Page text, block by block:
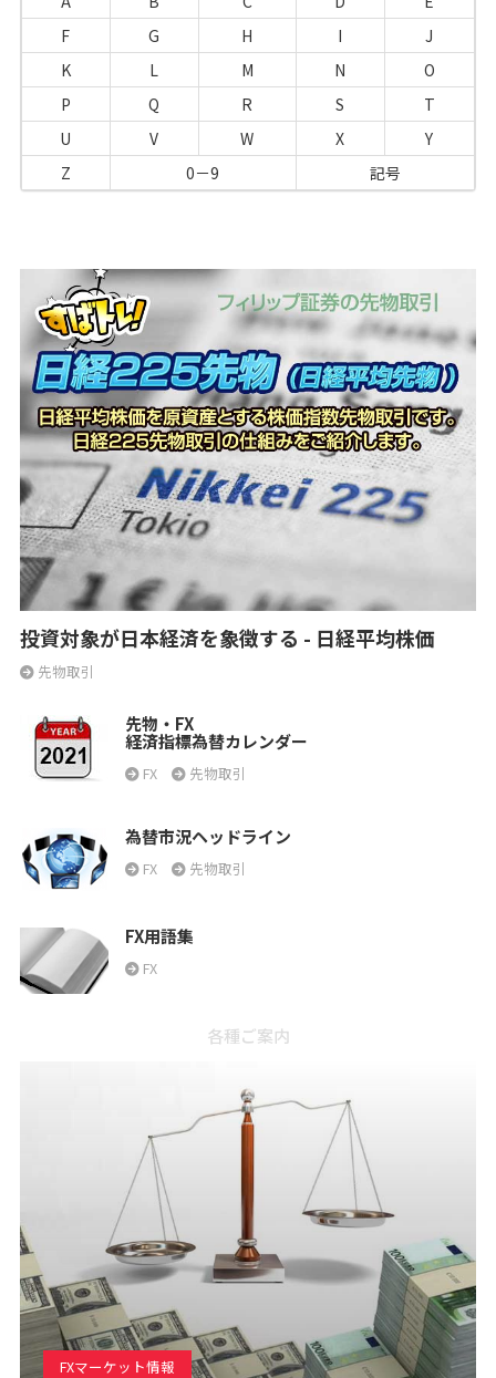
F
G H I
J
K
L M N
O
P
Q R S
T
U
V W X
Y
Z
0－9 記号
投資対象が日本経済を象徴する - 日経平均株価
先物取引
先物・FX
経済指標為替カレンダー
FX 先物取引
為替市況ヘッドライン
FX 先物取引
FX用語集
FX
各種ご案内
FXマーケット情報